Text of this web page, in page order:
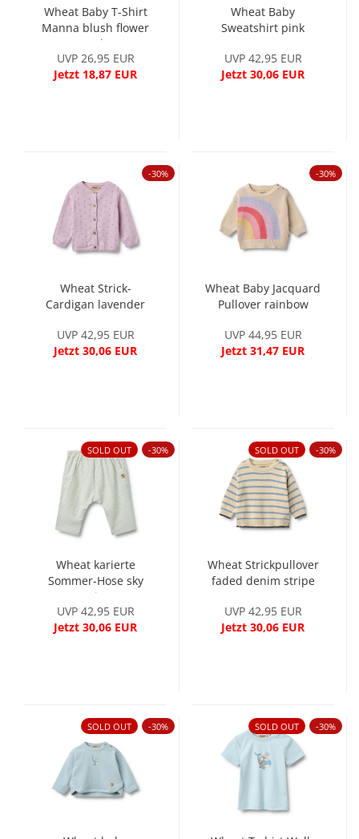
Wheat Baby T-Shirt
Manna blush flower
meadow
UVP 26,95 EUR
Jetzt 18,87 EUR
Wheat Baby
Sweatshirt pink
UVP 42,95 EUR
Jetzt 30,06 EUR
-30%
Wheat Strick-
Cardigan lavender
UVP 42,95 EUR
Jetzt 30,06 EUR
-30%
Wheat Baby Jacquard
Pullover rainbow
UVP 44,95 EUR
Jetzt 31,47 EUR
SOLD OUT -30%
Wheat karierte
Sommer-Hose sky
stripe
UVP 42,95 EUR
Jetzt 30,06 EUR
SOLD OUT -30%
Wheat Strickpullover
faded denim stripe
UVP 42,95 EUR
Jetzt 30,06 EUR
SOLD OUT -30% SOLD OUT -30%